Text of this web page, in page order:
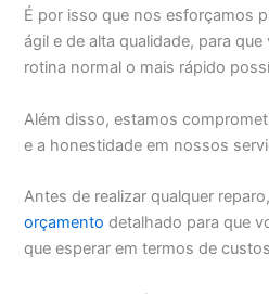
É por isso que nos esforçamos
ágil e de alta qualidade, para
rotina normal o mais rápido
Além disso, estamos
e a honestidade em nossos
Antes de realizar qualquer
orçamento detalhado para que
que esperar em termos de